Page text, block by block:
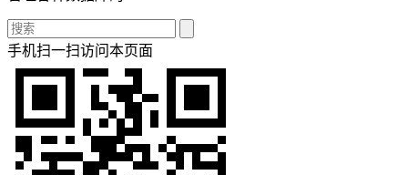
手机扫一扫访问本页面